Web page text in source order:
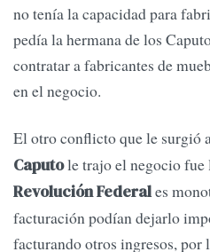
no tenía la capacidad para
pedía la hermana de los
contratar a fabricantes de
en el negocio.
El otro conflicto que le surgió
Caputole trajo el negocio fue
Revolución Federales
factu­ración podían dejarlo
facturando otros ingresos, por